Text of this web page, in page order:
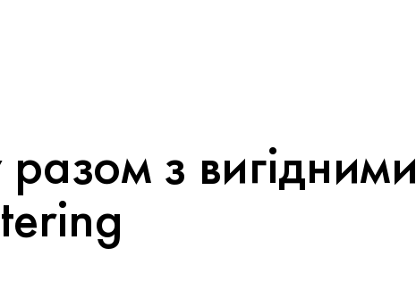
разом з вигідними